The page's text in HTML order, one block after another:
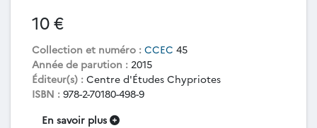
10 €
Collection et numéro : CCEC 45
Année de parution : 2015
Éditeur(s) : Centre d'Études Chypriotes
ISBN : 978-2-70180-498-9
En savoir plus